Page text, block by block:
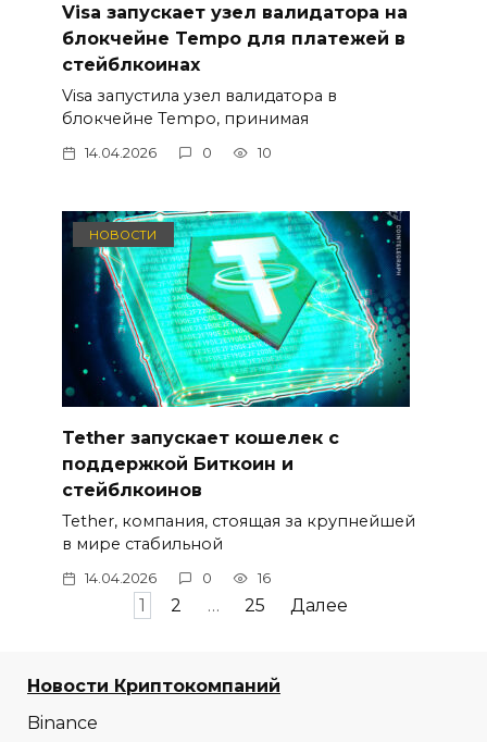
Visa запускает узел валидатора на
блокчейне Tempo для платежей в
стейблкоинах
Visa запустила узел валидатора в
блокчейне Tempo, принимая
14.04.2026 0 10
НОВОСТИ
Tether запускает кошелек с
поддержкой Биткоин и
стейблкоинов
Tether, компания, стоящая за крупнейшей
в мире стабильной
14.04.2026 0 16
1 2 … 25 Далее
Новости Криптокомпаний
Binance